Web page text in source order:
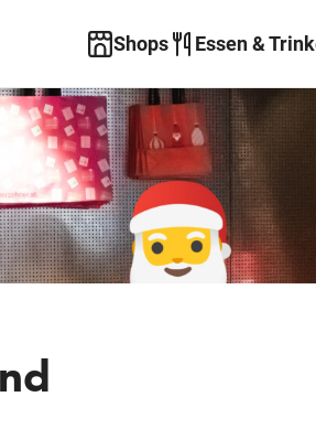
Shops Essen &